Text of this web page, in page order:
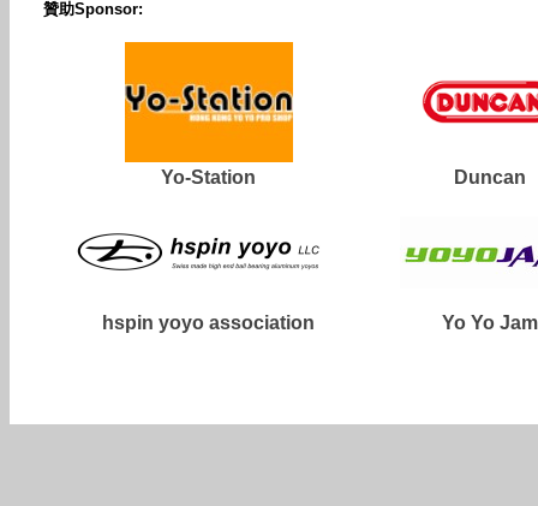
贊助Sponsor:
Yo-Station Duncan
hspin yoyo association Yo Yo Jam